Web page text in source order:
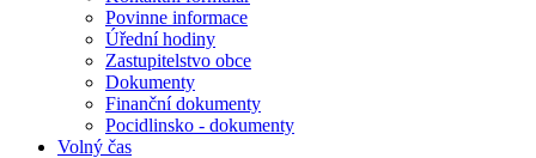
Povinne informace
Úřední hodiny
Zastupitelstvo obce
Dokumenty
Finanční dokumenty
Pocidlinsko - dokumenty
Volný čas